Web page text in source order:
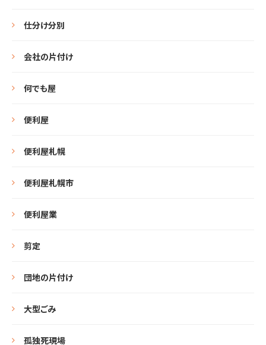
仕分け分別
会社の片付け
何でも屋
便利屋
便利屋札幌
便利屋札幌市
便利屋業
剪定
団地の片付け
大型ごみ
孤独死現場